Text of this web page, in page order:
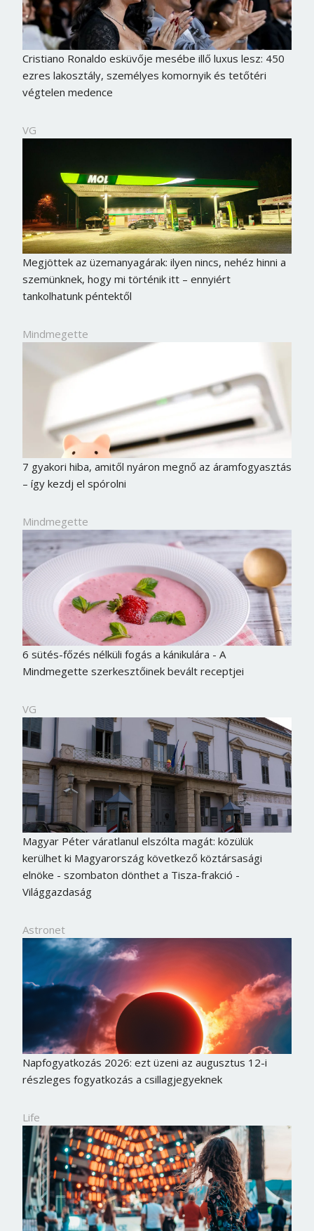
Cristiano Ronaldo esküvője mesébe illő luxus lesz: 450
ezres lakosztály, személyes komornyik és tetőtéri
végtelen medence
VG
Megjöttek az üzemanyagárak: ilyen nincs, nehéz hinni a
szemünknek, hogy mi történik itt – ennyiért
tankolhatunk péntektől
Mindmegette
7 gyakori hiba, amitől nyáron megnő az áramfogyasztás
– így kezdj el spórolni
Mindmegette
6 sütés-főzés nélküli fogás a kánikulára - A
Mindmegette szerkesztőinek bevált receptjei
VG
Magyar Péter váratlanul elszólta magát: közülük
kerülhet ki Magyarország következő köztársasági
elnöke - szombaton dönthet a Tisza-frakció -
Világgazdaság
Astronet
Napfogyatkozás 2026: ezt üzeni az augusztus 12-i
részleges fogyatkozás a csillagjegyeknek
Life